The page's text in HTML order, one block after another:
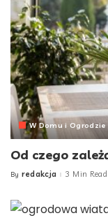
W Domu i Ogrodzie
Od czego
Posted
By redakcja 3 Min Read